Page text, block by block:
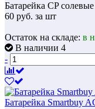
Батарейка CP
60 руб. за шт
Остаток на складе: в
В наличии 4
-
Батарейка Smartbuy